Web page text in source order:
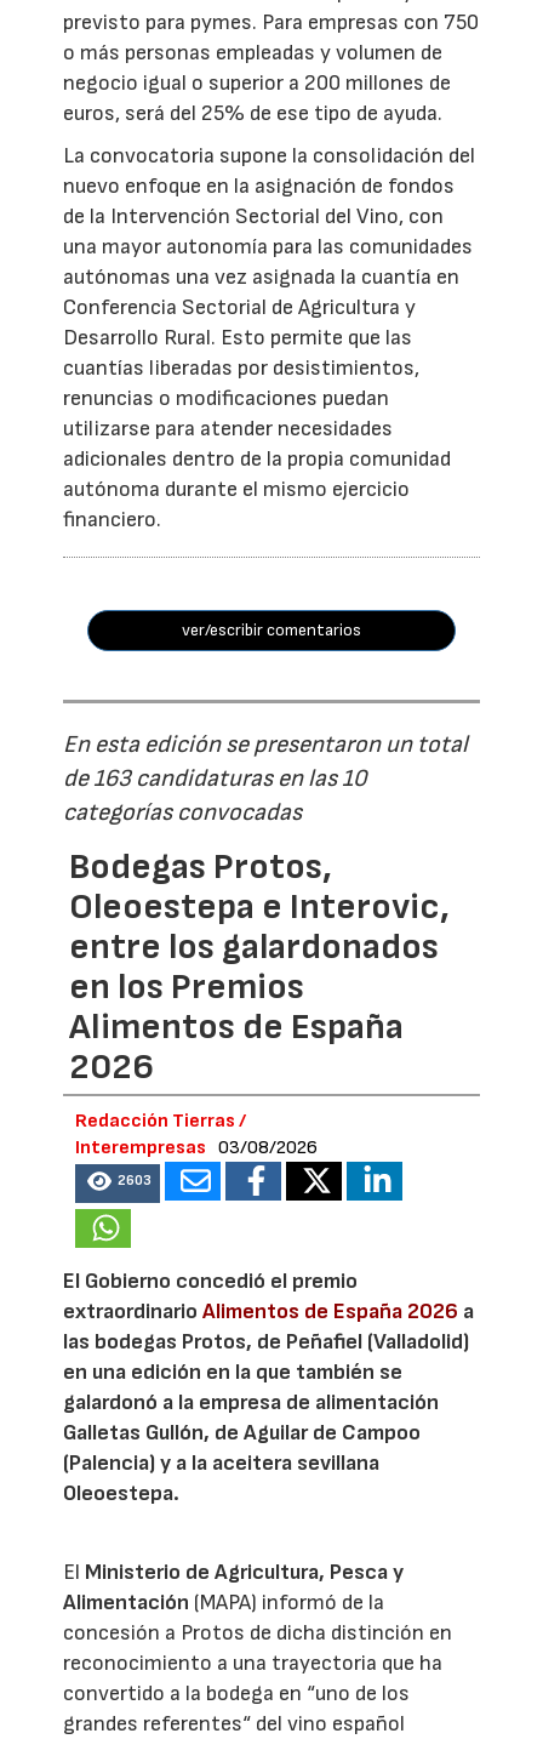
previsto para pymes. Para empresas con 750
o más personas empleadas y volumen de
negocio igual o superior a 200 millones de
euros, será del 25% de ese tipo de ayuda.
La convocatoria supone la consolidación del
nuevo enfoque en la asignación de fondos
de la Intervención Sectorial del Vino, con
una mayor autonomía para las comunidades
autónomas una vez asignada la cuantía en
Conferencia Sectorial de Agricultura y
Desarrollo Rural. Esto permite que las
cuantías liberadas por desistimientos,
renuncias o modificaciones puedan
utilizarse para atender necesidades
adicionales dentro de la propia comunidad
autónoma durante el mismo ejercicio
financiero.
ver/escribir comentarios
En esta edición se presentaron un total
de 163 candidaturas en las 10
categorías convocadas
Bodegas Protos,
Oleoestepa e Interovic,
entre los galardonados
en los Premios
Alimentos de España
2026
Redacción Tierras /
Interempresas
03/08/2026
2603
El Gobierno concedió el premio
extraordinarioAlimentos de España 2026 a
las bodegas Protos, de Peñafiel (Valladolid)
en una edición en la que también se
galardonó a la empresa de alimentación
Galletas Gullón, de Aguilar de Campoo
(Palencia) y a la aceitera sevillana
Oleoestepa.
El Ministerio de Agricultura, Pesca y
Alimentación (MAPA) informó de la
concesión a Protos de dicha distinción en
reconocimiento a una trayectoria que ha
convertido a la bodega en “uno de los
grandes referentes“ del vino español